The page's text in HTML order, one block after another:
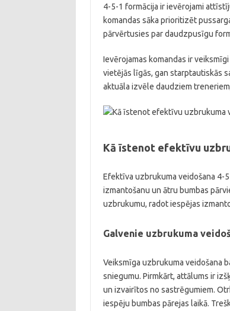
4-5-1 formācija ir ievērojami
komandas sāka prioritizēt
pārvērtusies par daudzpusīgu
Ievērojamas komandas ir
vietējās līgās, gan starptautiskās
aktuāla izvēle daudziem
Kā īstenot efektīvu
Efektīva uzbrukuma veidošana 4-
izmantošanu un ātru bumbas
uzbrukumu, radot iespējas
Galvenie uzbrukuma
Veiksmīga uzbrukuma veidošana
sniegumu. Pirmkārt, attālums ir
un izvairītos no sastrēgumiem.
iespēju bumbas pārejas laikā.